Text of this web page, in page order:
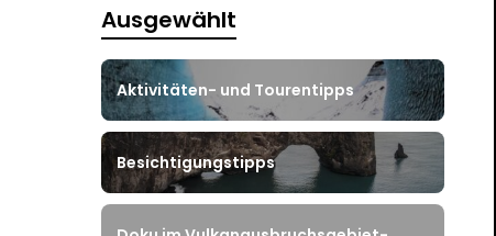
Ausgewählt
Aktivitäten- und Tourentipps
Besichtigungstipps